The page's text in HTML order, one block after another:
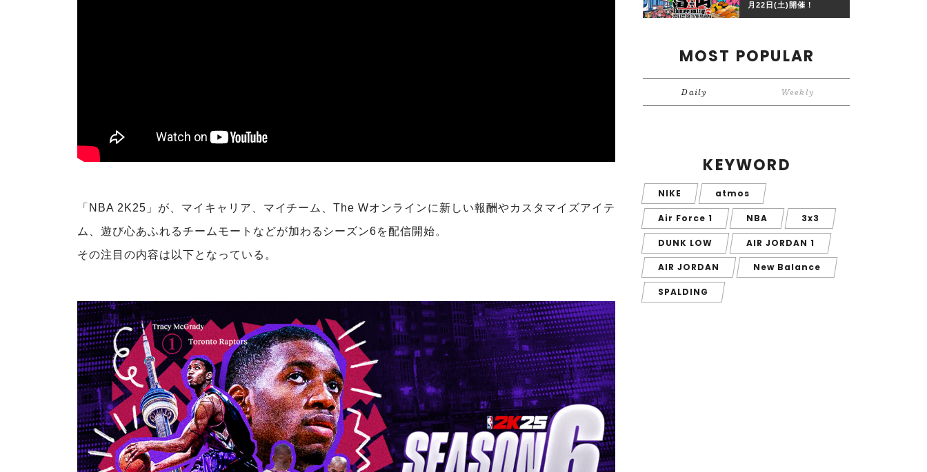
「NBA 2K25」が、マイキャリア、マイチーム、The Wオンラインに新しい報酬やカスタマイズアイテ
ム、遊び心あふれるチームモートなどが加わるシーズン6を配信開始。
その注目の内容は以下となっている。
月22日(土)開催！
MOST POPULAR
Daily Weekly
KEYWORD
NIKE atmos
Air Force 1 NBA 3x3
DUNK LOW AIR JORDAN 1
AIR JORDAN New Balance
SPALDING